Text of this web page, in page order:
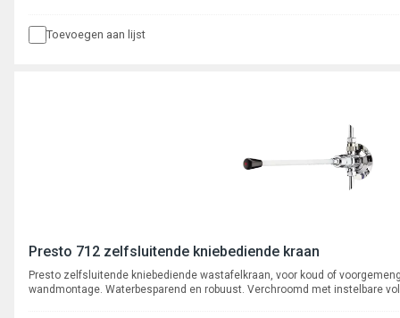
Toevoegen aan lijst
Presto 712 zelfsluitende kniebediende kraan
Presto zelfsluitende kniebediende wastafelkraan, voor koud of
wandmontage. Waterbesparend en robuust. Verchroomd met instelbare